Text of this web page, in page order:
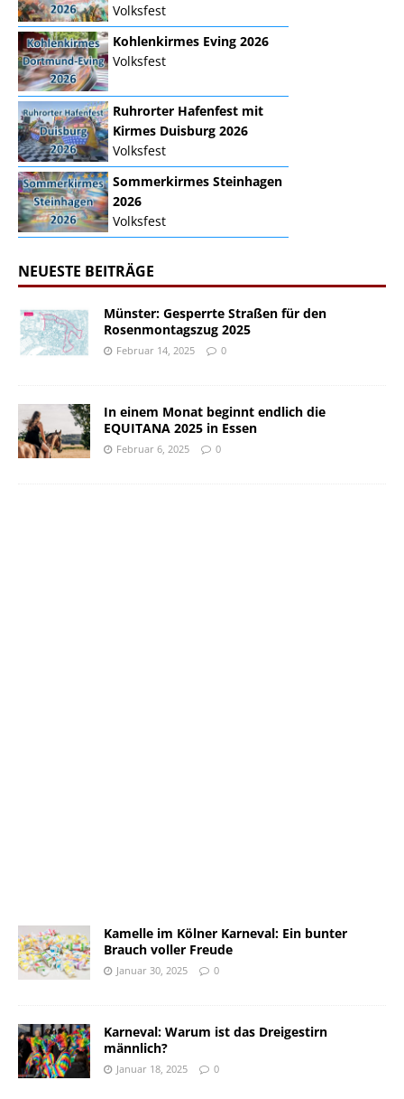
Volksfest
Kohlenkirmes Eving 2026
Volksfest
Ruhrorter Hafenfest mit
Kirmes Duisburg 2026
Volksfest
Sommerkirmes Steinhagen
2026
Volksfest
NEUESTE BEITRÄGE
Münster: Gesperrte Straßen für den
Rosenmontagszug 2025
Februar 14, 2025 0
In einem Monat beginnt endlich die
EQUITANA 2025 in Essen
Februar 6, 2025 0
Kamelle im Kölner Karneval: Ein bunter
Brauch voller Freude
Januar 30, 2025 0
Karneval: Warum ist das Dreigestirn
männlich?
Januar 18, 2025 0